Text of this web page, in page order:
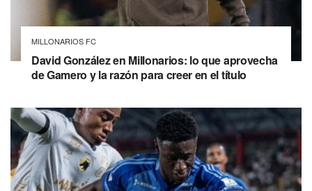
MILLONARIOS FC
David González en Millonarios: lo que aprovecha
de Gamero y la razón para creer en el título